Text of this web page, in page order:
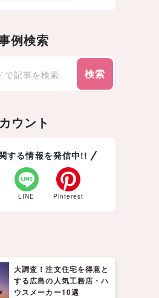
例検索
検索
ウント
する情報を発信中!!
LINE Pinterest
大調査！注文住宅を得意と
する広島の人気工務店・ハ
ウスメーカー10選